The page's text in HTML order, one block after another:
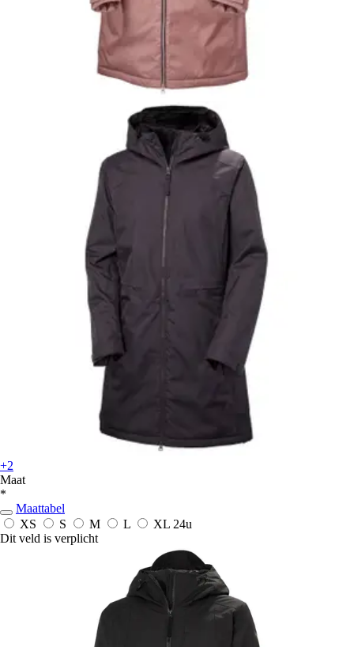
+2
Maat
*
Maattabel
XS
S M L XL 24u
Dit veld is verplicht